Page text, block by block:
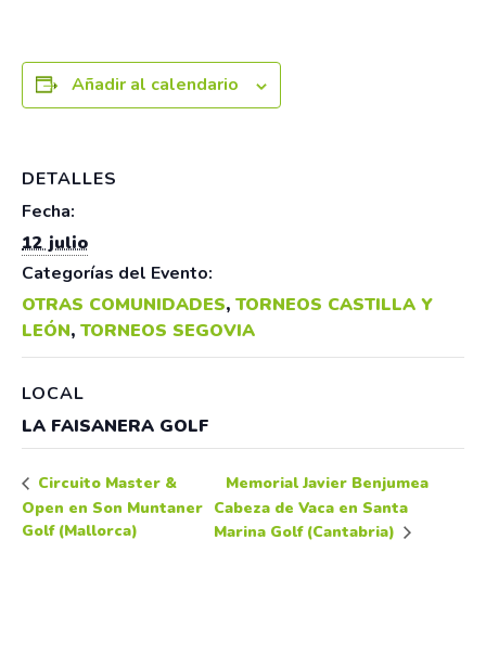
Añadir al calendario
DETALLES
Fecha:
12 julio
Categorías del Evento:
OTRAS COMUNIDADES, TORNEOS CASTILLA Y
LEÓN, TORNEOS SEGOVIA
LOCAL
LA FAISANERA GOLF
Circuito Master &
Open en Son Muntaner
Golf (Mallorca)
Memorial Javier Benjumea
Cabeza de Vaca en Santa
Marina Golf (Cantabria)